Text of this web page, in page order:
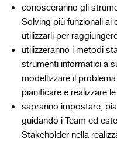
conosceranno gli
Solving più funzionali ai
utilizzarli per
utilizzeranno i metodi
strumenti informatici a
modellizzare il
pianificare e realizzare
sapranno impostare,
guidando i Team ed
Stakeholder nella